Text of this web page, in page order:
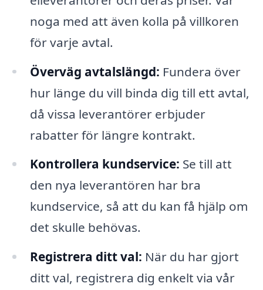
noga med att även kolla på villkoren
för varje avtal.
Överväg avtalslängd: Fundera över
hur länge du vill binda dig till ett avtal,
då vissa leverantörer erbjuder
rabatter för längre kontrakt.
Kontrollera kundservice: Se till att
den nya leverantören har bra
kundservice, så att du kan få hjälp om
det skulle behövas.
Registrera ditt val: När du har gjort
ditt val, registrera dig enkelt via vår